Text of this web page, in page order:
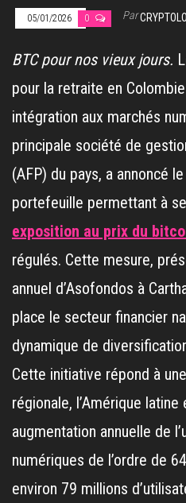
05/01/2026 0 Par
BTC pour nos vieux jours.
pour la retraite en
intégration aux marchés
principale société de
(AFP) du pays, a annoncé
portefeuille permettant à
exposition au prix du
régulés. Cette mesure,
annuel d’Asofondos à
place le secteur financier
dynamique de
Cette initiative répond à
régionale, l’Amérique
augmentation annuelle de
numériques de l’ordre de
environ 79 millions